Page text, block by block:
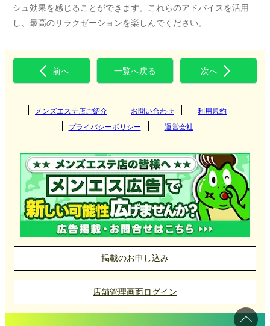
シュ効果を感じることができます。これらのアドバイスを活用
し、最高のリラクゼーションを楽しんでください。
前へ 一覧へ戻る 次へ
メンズエステ店ご紹介 お問い合わせ
利用規約
プライバシーポリシー
運営会社
掲載のお申し込み
店舗管理画面ログイン